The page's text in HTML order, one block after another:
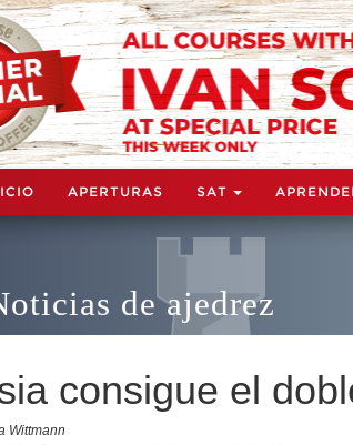
APERTURAS SAT
de ajedrez
consigue el
Wittmann